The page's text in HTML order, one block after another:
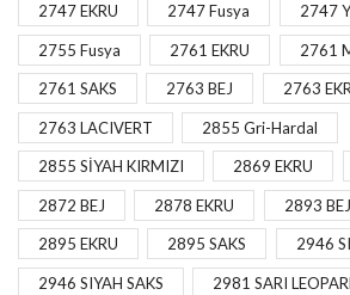
2747 EKRU 2747 Fusya 2747
2755 Fusya 2761 EKRU 2761
2761 SAKS 2763 BEJ 2763
2763 LACIVERT 2855 Gri-Hardal
2855 SİYAH KIRMIZI 2869 EKRU
2872 BEJ 2878 EKRU 2893 BEJ
2895 EKRU 2895 SAKS 2946
2946 SIYAH SAKS 2981 SARI